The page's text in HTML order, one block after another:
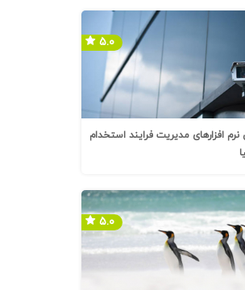
نرم افزارهای مدیریت فرایند استخدام
۵.۰
۵.۰